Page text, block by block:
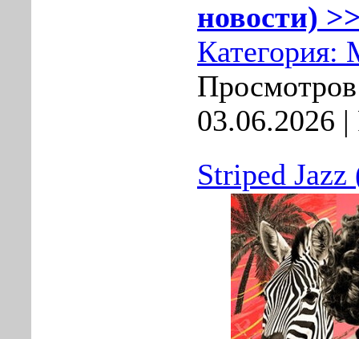
новости)
Категория:
03.06.2026 |
Striped Jazz